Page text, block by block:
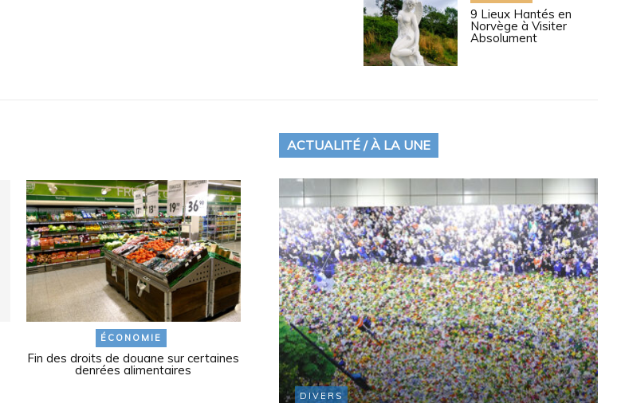
9 Lieux Hantés en
Norvège à Visiter
Absolument
ÉCONOMIE
Fin des droits de douane sur certaines
denrées alimentaires
ACTUALITÉ / À LA UNE
DIVERS